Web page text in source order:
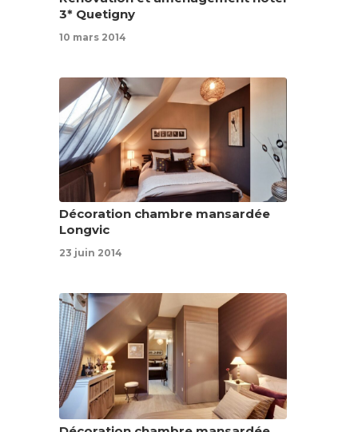
3* Quetigny
10 mars 2014
Décoration chambre mansardée
Longvic
23 juin 2014